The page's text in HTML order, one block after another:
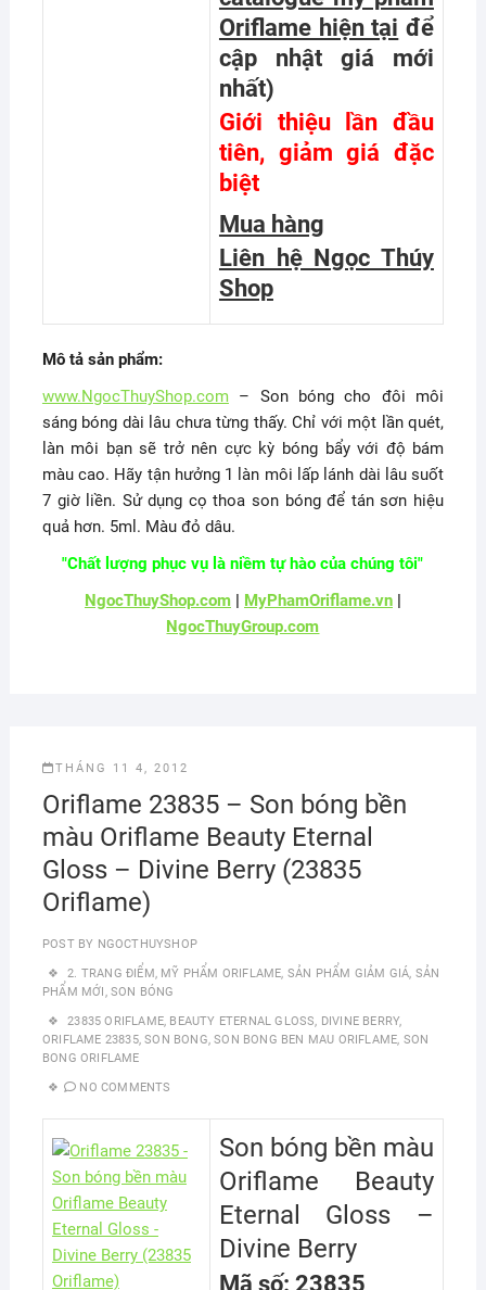
Oriflame hiện tại để
cập nhật giá mới
nhất)
Giới thiệu lần đầu
tiên, giảm giá đặc
biệt
Mua hàng
Liên hệ Ngọc Thúy
Shop
Mô tả sản phẩm:
www.NgocThuyShop.com– Son bóng cho đôi môi
sáng bóng dài lâu chưa từng thấy. Chỉ với một lần quét,
làn môi bạn sẽ trở nên cực kỳ bóng bẩy với độ bám
màu cao. Hãy tận hưởng 1 làn môi lấp lánh dài lâu suốt
7 giờ liền. Sử dụng cọ thoa son bóng để tán sơn hiệu
quả hơn. 5ml. Màu đỏ dâu.
"Chất lượng phục vụ là niềm tự hào của chúng tôi"
NgocThuyShop.com| MyPhamOriflame.vn|
NgocThuyGroup.com
THÁNG 11 4, 2012
Oriflame 23835 – Son bóng bền
màu Oriflame Beauty Eternal
Gloss – Divine Berry (23835
Oriflame)
POST BY NGOCTHUYSHOP
2. TRANG ĐIỂM, MỸ PHẨM ORIFLAME, SẢN PHẨM GIẢM GIÁ, SẢN
PHẨM MỚI, SON BÓNG
23835 ORIFLAME, BEAUTY ETERNAL GLOSS, DIVINE BERRY,
ORIFLAME 23835,SON BONG,SON BONG BEN MAU ORIFLAME, SON
BONG ORIFLAME
NO COMMENTS
Son bóng bền màu
Oriflame Beauty
Eternal Gloss –
Divine Berry
Mã số: 23835